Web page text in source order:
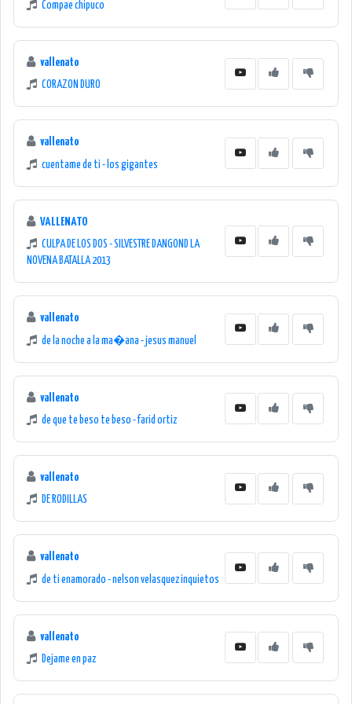
Compae chipuco
vallenato
CORAZON DURO
vallenato
cuentame de ti - los gigantes
VALLENATO
CULPA DE LOS DOS - SILVESTRE DANGOND LA
NOVENA BATALLA 2013
vallenato
de la noche a la ma�ana - jesus manuel
vallenato
de que te beso te beso - farid ortiz
vallenato
DE RODILLAS
vallenato
de ti enamorado - nelson velasquez inquietos
vallenato
Dejame en paz